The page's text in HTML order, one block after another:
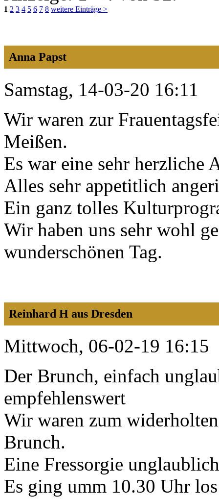
1 2 3 4 5 6 7 8 weitere Einträge >
Anna Papst
Samstag, 14-03-20 16:11
Wir waren zur
Meißen.
Es war eine sehr herzliche
Alles sehr appetitlich
Ein ganz tolles
Wir haben uns sehr wohl
wunderschönen Tag.
Reinhard H aus Dresden
Mittwoch, 06-02-19 16:15
Der Brunch, einfach
empfehlenswert
Wir waren zum
Brunch.
Eine Fressorgie
Es ging umm 10.30 Uhr